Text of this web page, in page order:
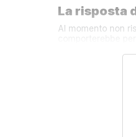
La risposta
Al momento non